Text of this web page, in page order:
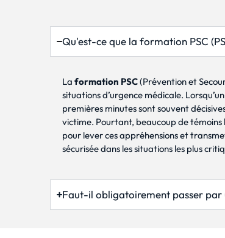
Qu'est-ce que la formation PSC
La formation PSC(Prévention et
situations d’urgence médicale.
premières minutes sont souvent
victime. Pourtant, beaucoup de
pour lever ces appréhensions et
sécurisée dans les situations les plus
Faut-il obligatoirement passer par